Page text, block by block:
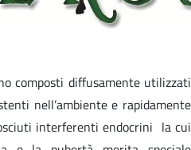
composti diffusamente utilizzati
nell’ambiente e rapidamente
interferenti endocrini la cui